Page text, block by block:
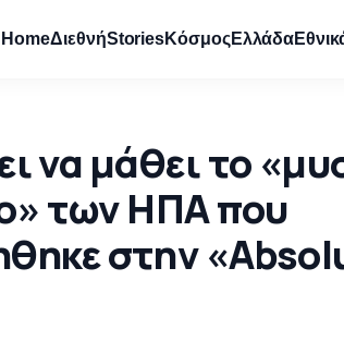
HomeΔιεθνήStoriesΚόσμοςΕλλάδα
να μάθει το
των ΗΠΑ που
στην